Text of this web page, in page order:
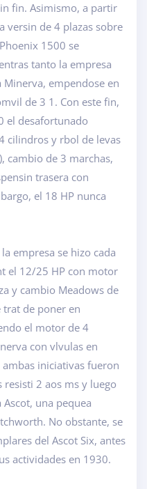
fin. Asimismo, a partir
versin de 4 plazas sobre
1500 se
tanto la empresa
empendose en
de 3 1. Con este fin,
el desafortunado
cilindros y rbol de levas
cambio de 3 marchas,
trasera con
el 18 HP nunca
empresa se hizo cada
el 12/25 HP con motor
y cambio Meadows de
trat de poner en
el motor de 4
con vlvulas en
ambas iniciativas fueron
2 aos ms y luego
una pequea
No obstante, se
del Ascot Six, antes
actividades en 1930.